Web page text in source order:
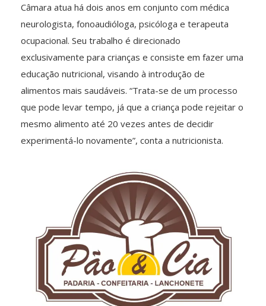
Câmara atua há dois anos em conjunto com médica
neurologista, fonoaudióloga, psicóloga e terapeuta
ocupacional. Seu trabalho é direcionado
exclusivamente para crianças e consiste em fazer uma
educação nutricional, visando à introdução de
alimentos mais saudáveis. “Trata-se de um processo
que pode levar tempo, já que a criança pode rejeitar o
mesmo alimento até 20 vezes antes de decidir
experimentá-lo novamente”, conta a nutricionista.